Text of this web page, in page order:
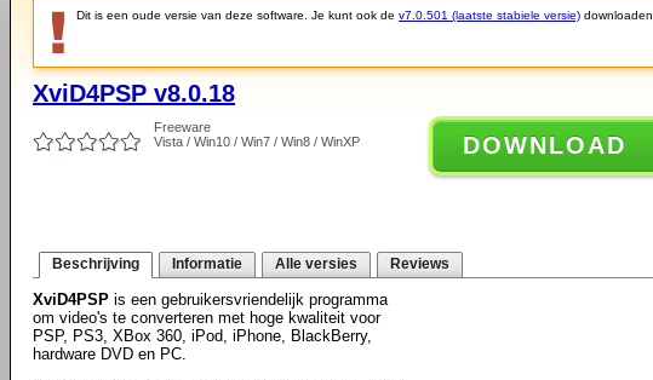
Dit is een oude versie van deze software. Je kunt ook de v7.0.501 (laatste stabiele versie) downloaden.
XviD4PSP v8.0.18
Freeware
Vista / Win10 / Win7 / Win8 / WinXP
DOWNLOAD
Beschrijving Informatie Alle versies Reviews
XviD4PSP is een gebruikersvriendelijk programma
om video's te converteren met hoge kwaliteit voor
PSP, PS3, XBox 360, iPod, iPhone, BlackBerry,
hardware DVD en PC.